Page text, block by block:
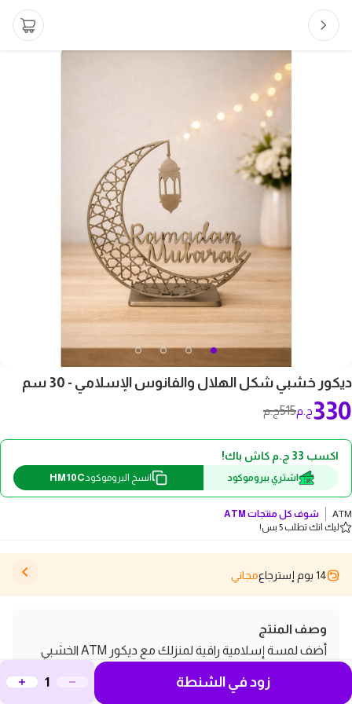
ديكور خشبي شكل الهلال والفانوس الإسلامي - 30 سم
515ج.م 330ج.م
اكسب 33 ج.م كاش باك!
اشتري ببروموكود انسخ البروموكود HM10C
ATM شوف كل منتجات ATM
ليك انك تطلب 5 بس!
14 يوم إسترجاع مجاني
وصف المنتج
أضف لمسة إسلامية راقية لمنزلك مع ديكور ATM الخشبي
بشكل الهلال والفانوس الإسلامي بتصميم ثلاثي الأبعاد
زود في الشنطة